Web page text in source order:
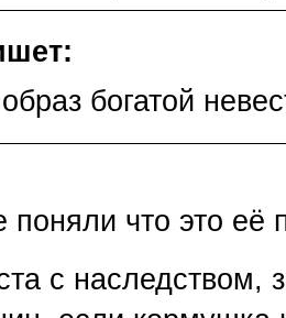
богатой
поняли что это её
с наследством,